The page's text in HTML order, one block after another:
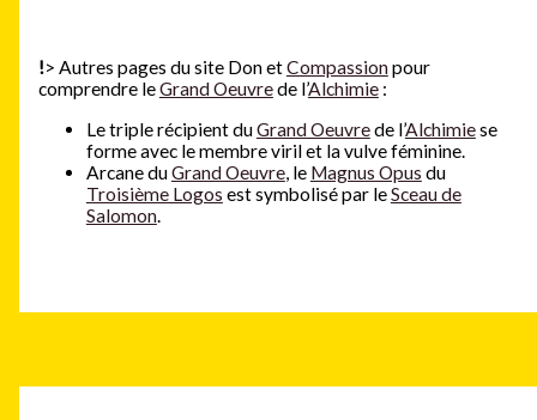
!> Autres pages du site Don etCompassionpour
comprendre leGrand Oeuvrede l’Alchimie:
Le triple récipient duGrand Oeuvrede l’Alchimiese
forme avec le membre viril et la vulve féminine.
Arcane duGrand Oeuvre, le Magnus Opus du
Troisième Logos est symbolisé par leSceau de
Salomon.